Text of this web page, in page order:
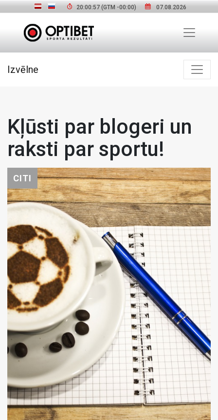
20:00:58(GTM -00:00) 07.08.2026
Izvēlne
Kļūsti par blogeri un
raksti par sportu!
CITI